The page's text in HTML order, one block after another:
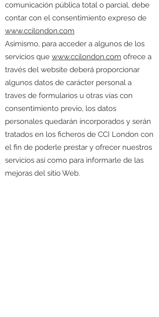
comunicación pública total o parcial, debe
contar con el consentimiento expreso de
www.ccilondon.com
Asimismo, para acceder a algunos de los
servicios que www.ccilondon.com ofrece a
través del website deberá proporcionar
algunos datos de carácter personal a
traves de formularios u otras vías con
consentimiento previo, los datos
personales quedarán incorporados y serán
tratados en los ficheros de CCI London con
el fin de poderle prestar y ofrecer nuestros
servicios así como para informarle de las
mejoras del sitio Web.